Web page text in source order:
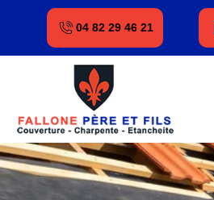
04 82 29 46 21